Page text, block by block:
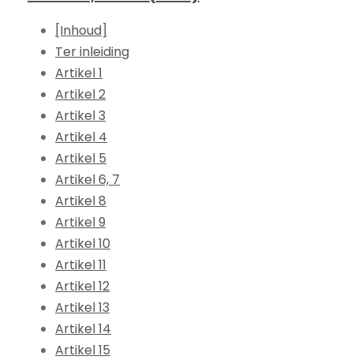
[Inhoud]
Ter inleiding
Artikel 1
Artikel 2
Artikel 3
Artikel 4
Artikel 5
Artikel 6, 7
Artikel 8
Artikel 9
Artikel 10
Artikel 11
Artikel 12
Artikel 13
Artikel 14
Artikel 15